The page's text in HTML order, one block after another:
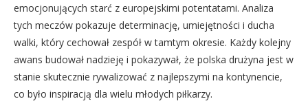
emocjonujących starć z europejskimi potentatami. Analiza
tych meczów pokazuje determinację, umiejętności i ducha
walki, który cechował zespół w tamtym okresie. Każdy kolejny
awans budował nadzieję i pokazywał, że polska drużyna jest w
stanie skutecznie rywalizować z najlepszymi na kontynencie,
co było inspiracją dla wielu młodych piłkarzy.